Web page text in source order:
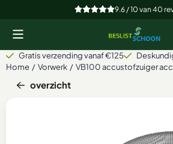
Cookievoorkeuren zijn beschikbaar.
9.6 / 10 van40
Gratis verzending vanaf €125
Home / Vorwerk / VB100 accustofzuiger
overzicht